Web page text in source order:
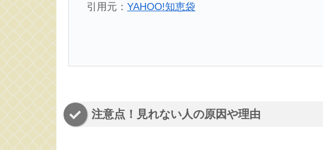
引用元：YAHOO!知恵袋
注意点！見れない人の原因や理由